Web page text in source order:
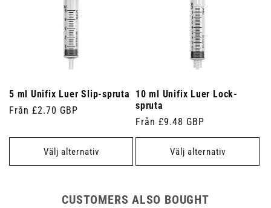
5 ml Unifix Luer Slip-spruta
Ordinarie
Från £2.70 GBP
Välj alternativ
10 ml Unifix Luer Lock-
spruta
Ordinarie
pris
Från £9.48 GBP
Välj alternativ
CUSTOMERS ALSO BOUGHT